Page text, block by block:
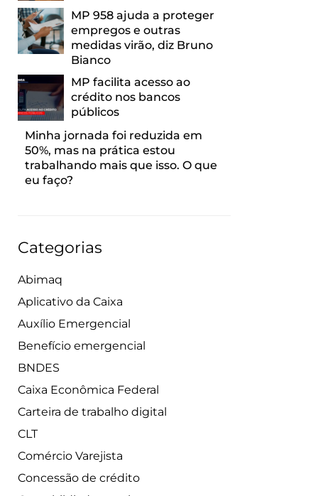
MP 958 ajuda a proteger
empregos e outras
medidas virão, diz Bruno
Bianco
MP facilita acesso ao
crédito nos bancos
públicos
Minha jornada foi reduzida em
50%, mas na prática estou
trabalhando mais que isso. O que
eu faço?
Categorias
Abimaq
Aplicativo da Caixa
Auxílio Emergencial
Benefício emergencial
BNDES
Caixa Econômica Federal
Carteira de trabalho digital
CLT
Comércio Varejista
Concessão de crédito